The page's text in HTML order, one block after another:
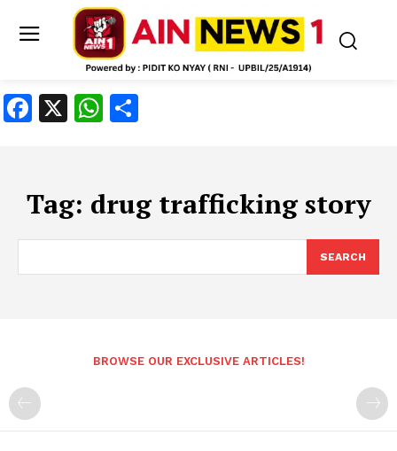
Facebook
X WhatsApp
Tag: drug trafficking story
SEARCH
BROWSE OUR EXCLUSIVE ARTICLES!